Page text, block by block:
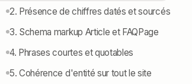
2. Présence de chiffres datés et sourcés
3. Schema markup Article et FAQPage
4. Phrases courtes et quotables
5. Cohérence d'entité sur tout le site